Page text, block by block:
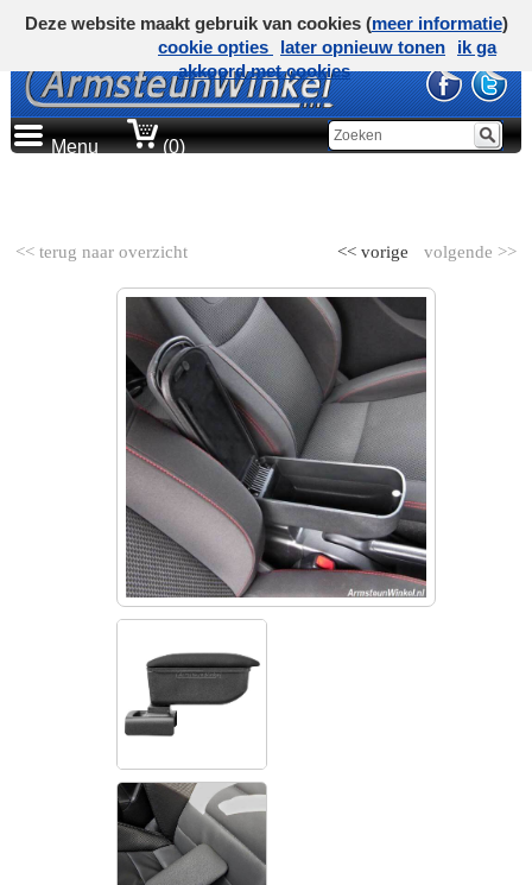
Menu (0)
<< terug naar overzicht volgende >>
<< vorige
Deze website maakt gebruik van cookies (meer informatie)
cookie opties
later opnieuw tonen
ik ga
akkoord met cookies